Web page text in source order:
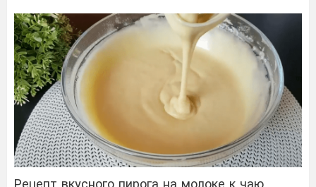
Рецепт вкусного пирога на молоке к чаю